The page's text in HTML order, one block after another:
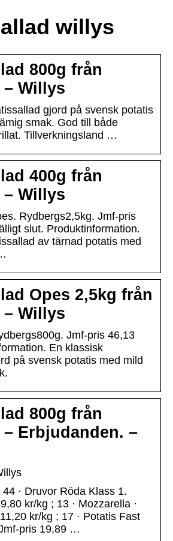
willys
800g från
Willys
gjord på svensk potatis
smak. God till både
Tillverkningsland …
400g från
Willys
Rydbergs2,5kg. Jmf-pris
slut. Produktinformation.
av tärnad potatis med
Opes 2,5kg från
Willys
Jmf-pris 46,13
En klassisk
på svensk potatis med mild
800g från
Erbjudanden. –
· Druvor Röda Klass 1.
kr/kg ; 13 · Mozzarella ·
kr/kg ; 17 · Potatis Fast
pris 19,89 …